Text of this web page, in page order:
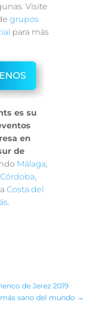
Visite
grupos
para más
es su
en
de
Málaga,
Córdoba,
Costa del
.
de Jerez 2019
sano del mundo →